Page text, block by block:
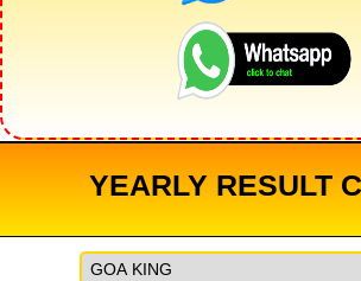
YEARLY RESULT